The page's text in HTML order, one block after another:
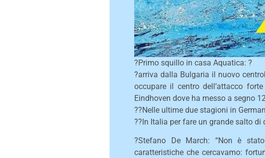
?Primo squillo in casa Aquatica: ?
?arriva dalla Bulgaria il nuovo
occupare il centro dell’attacco
Eindhoven dove ha messo a segno
??Nelle ultime due stagioni in
??In Italia per fare un grande salto
?Stefano De March: “Non è
caratteristiche che cercavamo: